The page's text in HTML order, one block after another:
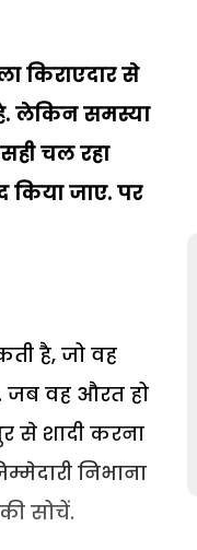
किराएदार से
लेकिन समस्या
चल रहा
किया जाए. पर
है, जो वह
जब वह औरत हो
से शादी करना
निभाना
सोचें.